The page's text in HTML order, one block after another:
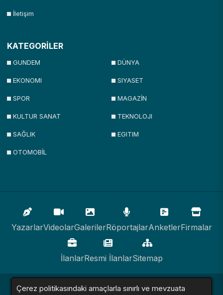
İletişim
KATEGORİLER
GUNDEM DÜNYA
EKONOMI SIYASET
SPOR MAGAZİN
KULTUR SANAT TEKNOLOJI
SAĞLIK EGITIM
OTOMOBİL
YazarlarVideolarGalerilerRöportajlarAnketlerFirmalar
İlanlarResmi İlanlarSitemap
Haber Sitesi © 2016 - 2024. Tüm Hakları Saklıdır.
Çerez politikasındaki amaçlarla sınırlı ve mevzuata